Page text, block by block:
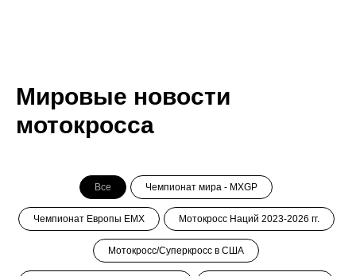
Мировые новости
мотокросса
Все Чемпионат мира - MXGP
Чемпионат Европы ЕМХ Мотокросс Наций 2023-2026 гг.
Мотокросс/Суперкросс в США